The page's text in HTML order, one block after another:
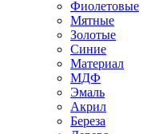
Фиолетовые
Мятные
Золотые
Синие
Материал
МДФ
Эмаль
Акрил
Береза